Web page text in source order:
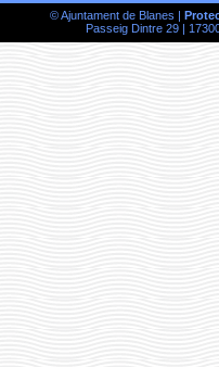
© Ajuntament de Blanes |
Passeig Dintre 29 |